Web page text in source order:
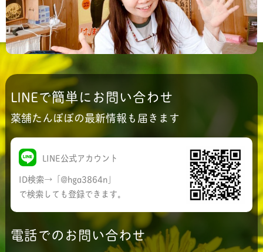
LINEで簡単にお問い合わせ
薬舗たんぽぽの最新情報も届きます
LINE公式アカウント
ID検索→「@hga3864n」
で検索しても登録できます。
電話でのお問い合わせ